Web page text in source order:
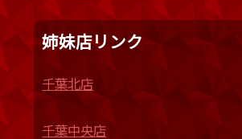
姉妹店リンク
千葉北店
千葉中央店